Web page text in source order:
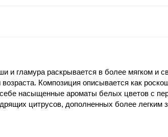
и гламура раскрывается в более мягком и
Композиция описывается как
насыщенные ароматы белых цветов с
цитрусов, дополненных более легким